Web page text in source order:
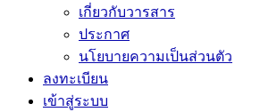
เกี่ยวกับวารสาร
ประกาศ
นโยบายความเป็นส่วนตัว
ลงทะเบียน
เข้าสู่ระบบ